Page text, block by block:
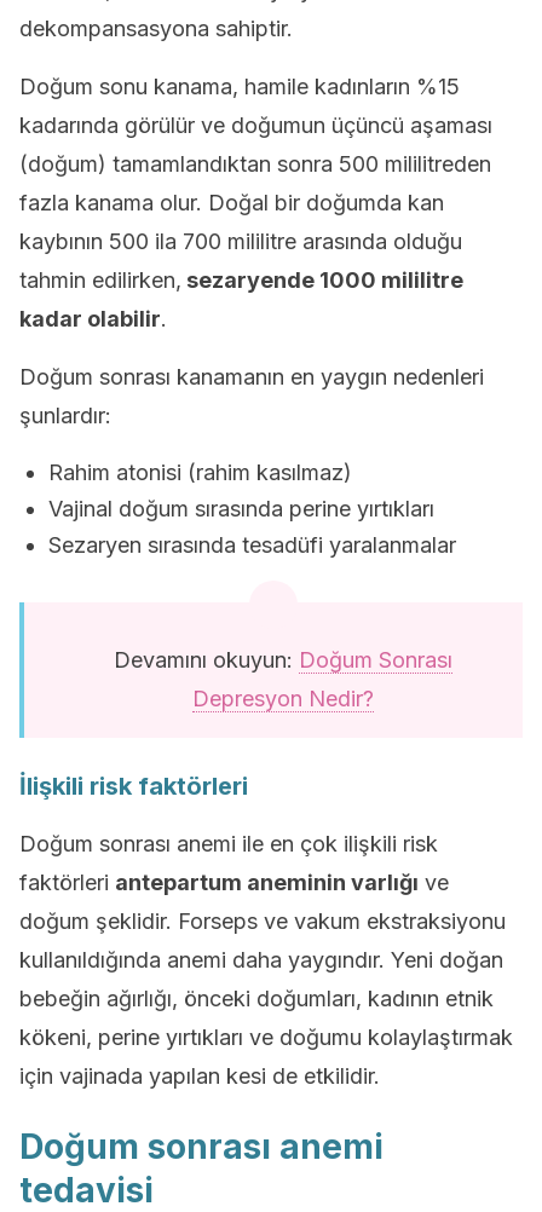
dekompansasyona sahiptir.
Doğum sonu kanama, hamile kadınların %15
kadarında görülür ve doğumun üçüncü aşaması
(doğum) tamamlandıktan sonra 500 mililitreden
fazla kanama olur. Doğal bir doğumda kan
kaybının 500 ila 700 mililitre arasında olduğu
tahmin edilirken, sezaryende 1000 mililitre
kadar olabilir.
Doğum sonrası kanamanın en yaygın nedenleri
şunlardır:
Rahim atonisi (rahim kasılmaz)
Vajinal doğum sırasında perine yırtıkları
Sezaryen sırasında tesadüfi yaralanmalar
Devamını okuyun: Doğum Sonrası
Depresyon Nedir?
İlişkili risk faktörleri
Doğum sonrası anemi ile en çok ilişkili risk
faktörleri antepartum aneminin varlığı ve
doğum şeklidir. Forseps ve vakum ekstraksiyonu
kullanıldığında anemi daha yaygındır. Yeni doğan
bebeğin ağırlığı, önceki doğumları, kadının etnik
kökeni, perine yırtıkları ve doğumu kolaylaştırmak
için vajinada yapılan kesi de etkilidir.
Doğum sonrası anemi
tedavisi